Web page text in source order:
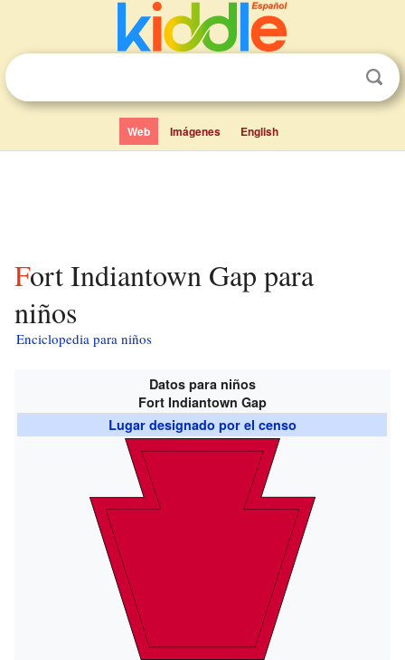
Web Imágenes English
Fort Indiantown Gap para
niños
Enciclopedia para niños
Datos para niños
Fort Indiantown Gap
Lugar designado por el censo